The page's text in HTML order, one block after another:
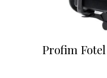
Profim Fotel